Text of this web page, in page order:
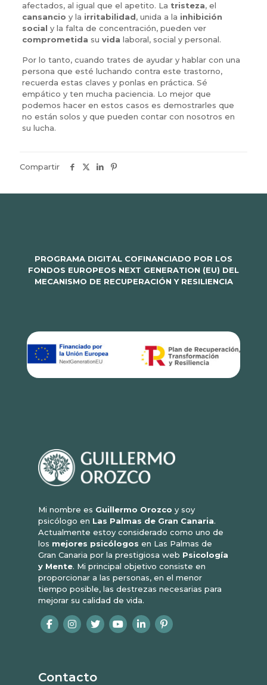
afectados, al igual que el apetito. La tristeza, el
cansancio y la irritabilidad, unida a la inhibición
social y la falta de concentración, pueden ver
comprometida su vida laboral, social y personal.
Por lo tanto, cuando trates de ayudar y hablar con una
persona que esté luchando contra este trastorno,
recuerda estas claves y ponlas en práctica. Sé
empático y ten mucha paciencia. Lo mejor que
podemos hacer en estos casos es demostrarles que
no están solos y que pueden contar con nosotros en
su lucha.
Compartir
PROGRAMA DIGITAL COFINANCIADO POR LOS
FONDOS EUROPEOS NEXT GENERATION (EU) DEL
MECANISMO DE RECUPERACIÓN Y RESILIENCIA
Mi nombre es Guillermo Orozco y soy
psicólogo en Las Palmas de Gran Canaria.
Actualmente estoy considerado como uno de
los mejores psicólogos en Las Palmas de
Gran Canaria por la prestigiosa web Psicología
y Mente. Mi principal objetivo consiste en
proporcionar a las personas, en el menor
tiempo posible, las destrezas necesarias para
mejorar su calidad de vida.
Contacto